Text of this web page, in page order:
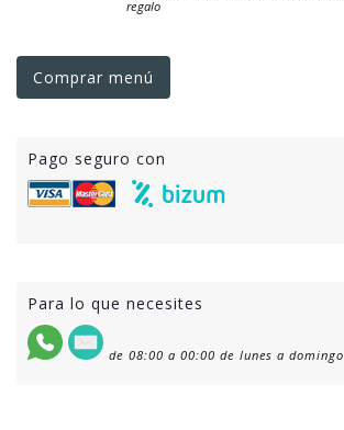
regalo
Comprar menú
Pago seguro con
Para lo que necesites
de 08:00 a 00:00 de lunes a domingo